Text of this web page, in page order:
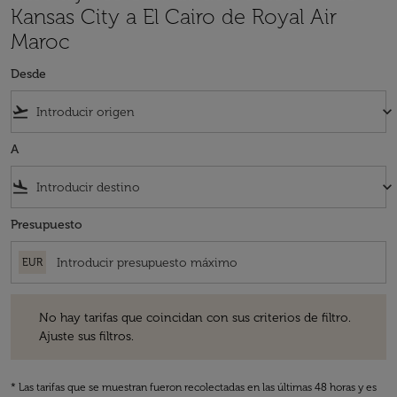
Kansas City a El Cairo de Royal Air
Maroc
Desde
flight_takeoff keyboard_arrow_down
A
flight_land keyboard_arrow_down
Presupuesto
EUR
No hay tarifas que coincidan con sus criterios de filtro.
Ajuste sus filtros.
* Las tarifas que se muestran fueron recolectadas en las últimas 48 horas y es